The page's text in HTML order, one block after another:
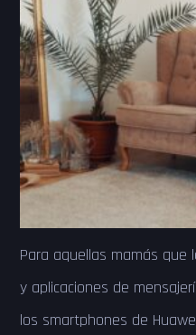
Para aquellas mamás que
y aplicaciones de
los smartphones de